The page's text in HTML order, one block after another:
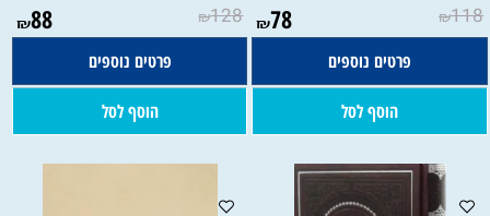
₪118
₪78
פרטים נוספים
הוסף לסל
₪128
₪88
פרטים נוספים
הוסף לסל